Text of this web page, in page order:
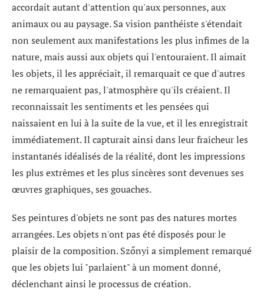
accordait autant d'attention qu'aux personnes, aux
animaux ou au paysage. Sa vision panthéiste s'étendait
non seulement aux manifestations les plus infimes de la
nature, mais aussi aux objets qui l'entouraient. Il aimait
les objets, il les appréciait, il remarquait ce que d'autres
ne remarquaient pas, l'atmosphère qu'ils créaient. Il
reconnaissait les sentiments et les pensées qui
naissaient en lui à la suite de la vue, et il les enregistrait
immédiatement. Il capturait ainsi dans leur fraîcheur les
instantanés idéalisés de la réalité, dont les impressions
les plus extrêmes et les plus sincères sont devenues ses
œuvres graphiques, ses gouaches.
Ses peintures d'objets ne sont pas des natures mortes
arrangées. Les objets n'ont pas été disposés pour le
plaisir de la composition. Szőnyi a simplement remarqué
que les objets lui "parlaient" à un moment donné,
déclenchant ainsi le processus de création.